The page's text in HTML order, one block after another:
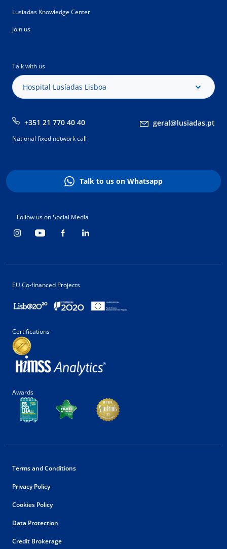
Lusíadas Knowledge Center
Join us
Talk with us
Hospital Lusíadas Lisboa
+351 21 770 40 40 geral@lusiadas.pt
National fixed network call
Talk to us on Whatsapp
Follow us on Social Media
EU Co-financed Projects
Certifications
Awards
Terms and Conditions
Privacy Policy
Cookies Policy
Data Protection
Credit Brokerage